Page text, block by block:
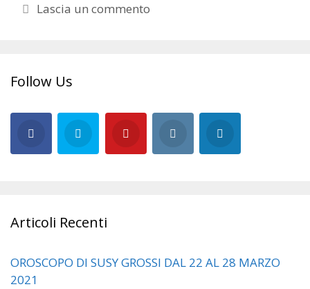
Lascia un commento
Follow Us
Articoli Recenti
OROSCOPO DI SUSY GROSSI DAL 22 AL 28 MARZO
2021